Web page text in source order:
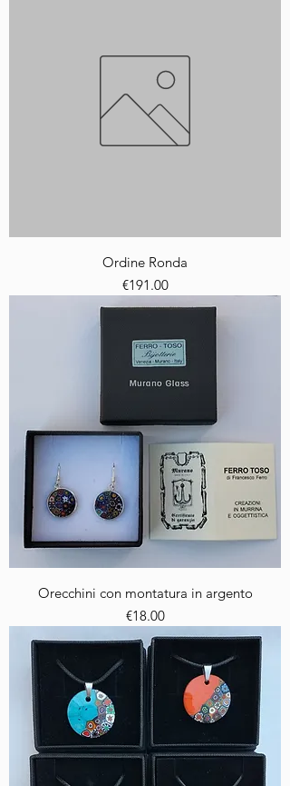
Ordine Ronda
Price
€191.00
Orecchini con montatura in argento
Price
€18.00